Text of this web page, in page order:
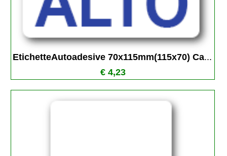
EtichetteAutoadesive 70x115mm(115x70) Ca...
€ 4,23